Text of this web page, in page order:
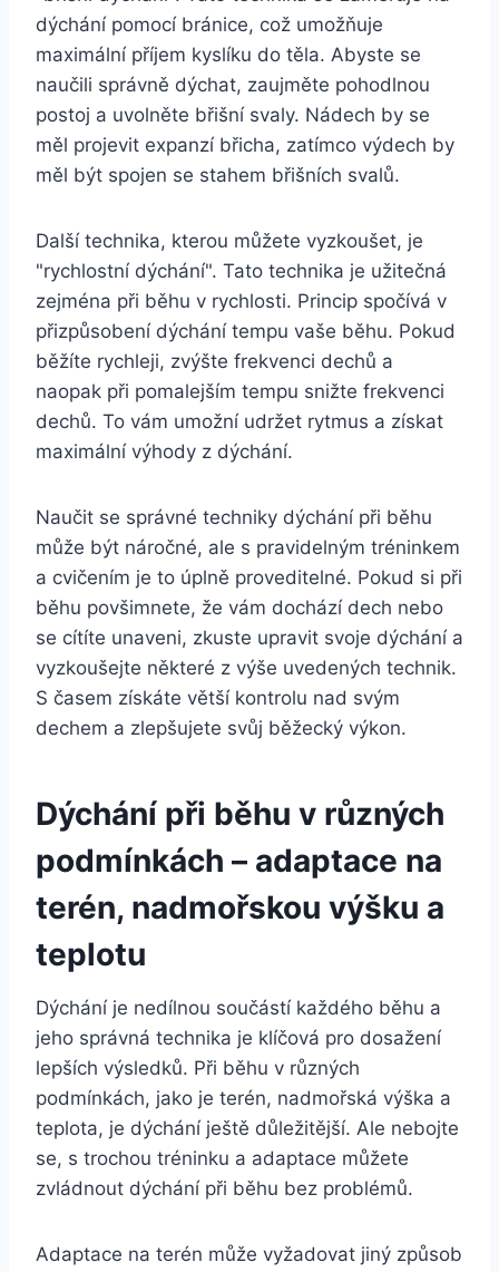
dýchání pomocí bránice, což umožňuje
maximální příjem kyslíku do těla. Abyste se
naučili správně dýchat, zaujměte pohodlnou
postoj a uvolněte břišní svaly. Nádech by se
měl projevit expanzí břicha, zatímco výdech by
měl být spojen se stahem břišních svalů.
Další technika, kterou můžete vyzkoušet, je
"rychlostní dýchání". Tato technika je užitečná
zejména při běhu v rychlosti. Princip spočívá v
přizpůsobení dýchání tempu vaše běhu. Pokud
běžíte rychleji, zvýšte frekvenci dechů a
naopak při pomalejším tempu snižte frekvenci
dechů. To vám umožní udržet rytmus a získat
maximální výhody z dýchání.
Naučit se správné techniky dýchání při běhu
může být náročné, ale s pravidelným tréninkem
a cvičením je to úplně proveditelné. Pokud si při
běhu povšimnete, že vám dochází dech nebo
se cítíte unaveni, zkuste upravit svoje dýchání a
vyzkoušejte některé z výše uvedených technik.
S časem získáte větší kontrolu nad svým
dechem a zlepšujete svůj běžecký výkon.
Dýchání při běhu v různých
podmínkách – adaptace na
terén, nadmořskou výšku a
teplotu
Dýchání je nedílnou součástí každého běhu a
jeho správná technika je klíčová pro dosažení
lepších výsledků. Při běhu v různých
podmínkách, jako je terén, nadmořská výška a
teplota, je dýchání ještě důležitější. Ale nebojte
se, s trochou tréninku a adaptace můžete
zvládnout dýchání při běhu bez problémů.
Adaptace na terén může vyžadovat jiný způsob